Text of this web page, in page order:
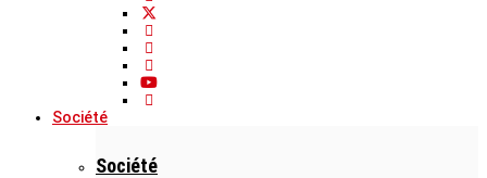
Société
Société